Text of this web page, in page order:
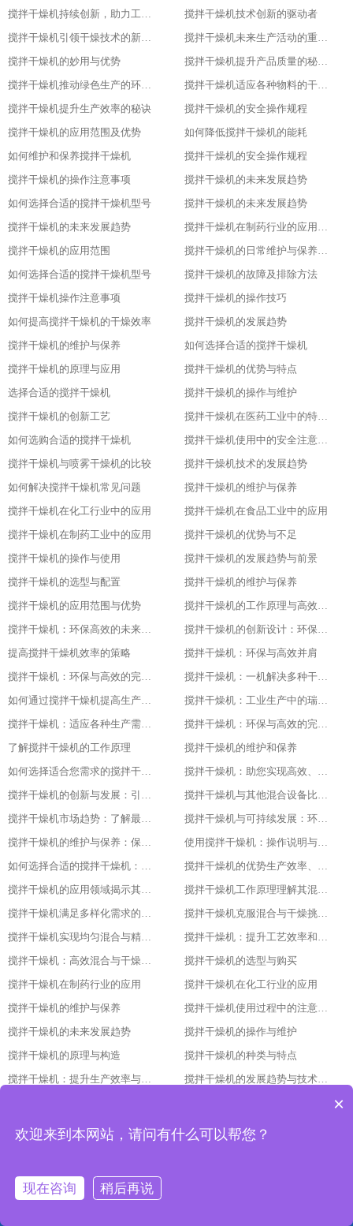
搅拌干燥机持续创新，助力工业4.0
搅拌干燥机技术创新的驱动者
搅拌干燥机引领干燥技术的新潮流
搅拌干燥机未来生产活动的重要伙伴
搅拌干燥机的妙用与优势
搅拌干燥机提升产品质量的秘密武器
搅拌干燥机推动绿色生产的环保选择
搅拌干燥机适应各种物料的干燥利器
搅拌干燥机提升生产效率的秘诀
搅拌干燥机的安全操作规程
搅拌干燥机的应用范围及优势
如何降低搅拌干燥机的能耗
如何维护和保养搅拌干燥机
搅拌干燥机的安全操作规程
搅拌干燥机的操作注意事项
搅拌干燥机的未来发展趋势
如何选择合适的搅拌干燥机型号
搅拌干燥机的未来发展趋势
搅拌干燥机的未来发展趋势
搅拌干燥机在制药行业的应用及优势
搅拌干燥机的应用范围
搅拌干燥机的日常维护与保养技巧
如何选择合适的搅拌干燥机型号
搅拌干燥机的故障及排除方法
搅拌干燥机操作注意事项
搅拌干燥机的操作技巧
如何提高搅拌干燥机的干燥效率
搅拌干燥机的发展趋势
搅拌干燥机的维护与保养
如何选择合适的搅拌干燥机
搅拌干燥机的原理与应用
搅拌干燥机的优势与特点
选择合适的搅拌干燥机
搅拌干燥机的操作与维护
搅拌干燥机的创新工艺
搅拌干燥机在医药工业中的特殊应用
如何选购合适的搅拌干燥机
搅拌干燥机使用中的安全注意事项
搅拌干燥机与喷雾干燥机的比较
搅拌干燥机技术的发展趋势
如何解决搅拌干燥机常见问题
搅拌干燥机的维护与保养
搅拌干燥机在化工行业中的应用
搅拌干燥机在食品工业中的应用
搅拌干燥机在制药工业中的应用
搅拌干燥机的优势与不足
搅拌干燥机的操作与使用
搅拌干燥机的发展趋势与前景
搅拌干燥机的选型与配置
搅拌干燥机的维护与保养
搅拌干燥机的应用范围与优势
搅拌干燥机的工作原理与高效节能的证明
搅拌干燥机：环保高效的未来工业之星
搅拌干燥机的创新设计：环保与高效的基石
提高搅拌干燥机效率的策略
搅拌干燥机：环保与高效并肩
搅拌干燥机：环保与高效的完美结合
搅拌干燥机：一机解决多种干燥问题
如何通过搅拌干燥机提高生产效率
搅拌干燥机：工业生产中的瑞士军刀
搅拌干燥机：适应各种生产需求的利器
搅拌干燥机：环保与高效的完美结合
了解搅拌干燥机的工作原理
搅拌干燥机的维护和保养
如何选择适合您需求的搅拌干燥机
搅拌干燥机：助您实现高效、低成本的干燥体验
搅拌干燥机的创新与发展：引领未来的技术进步随着科技的不断发展和进步
搅拌干燥机与其他混合设备比较：找出最适合您需求的设备
搅拌干燥机市场趋势：了解最新的技术与产品发展
搅拌干燥机与可持续发展：环保与节能的最佳实践
搅拌干燥机的维护与保养：保持设备长期稳定运行的关键
使用搅拌干燥机：操作说明与安全注意事项
如何选择合适的搅拌干燥机：指南与建议
搅拌干燥机的优势生产效率、产品质量与经济效益的结合
搅拌干燥机的应用领域揭示其广泛的使用范围
搅拌干燥机工作原理理解其混合与干燥过程的细节
搅拌干燥机满足多样化需求的强大工具
搅拌干燥机克服混合与干燥挑战的关键
搅拌干燥机实现均匀混合与精确控制的秘诀
搅拌干燥机：提升工艺效率和产量的必备设备
搅拌干燥机：高效混合与干燥的理想选择
搅拌干燥机的选型与购买
搅拌干燥机在制药行业的应用
搅拌干燥机在化工行业的应用
搅拌干燥机的维护与保养
搅拌干燥机使用过程中的注意事项
搅拌干燥机的未来发展趋势
搅拌干燥机的操作与维护
搅拌干燥机的原理与构造
搅拌干燥机的种类与特点
搅拌干燥机：提升生产效率与品质的重要设备
搅拌干燥机的发展趋势与技术革新
搅拌干燥机的选型依据与使用要点
搅拌干燥机干燥大豆
搅拌干燥机立式搅拌机出风口
×
欢迎来到本网站，请问有什么可以帮您？
现在咨询 稍后再说